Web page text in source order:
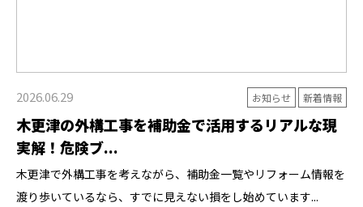
2026.06.29 お知らせ 新着情報
木更津の外構工事を補助金で活用するリアルな現
実解！危険ブ...
木更津で外構工事を考えながら、補助金一覧やリフォーム情報を
渡り歩いているなら、すでに見えない損をし始めています...